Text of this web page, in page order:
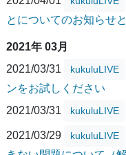
とについてのお知らせ
2021年 03月
2021/03/31
kukuluLIVE
ンをお試しください
2021/03/31
kukuluLIVE
2021/03/29 kukuluLIVE